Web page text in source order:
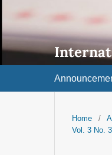
Home /
Vol. 3 No.